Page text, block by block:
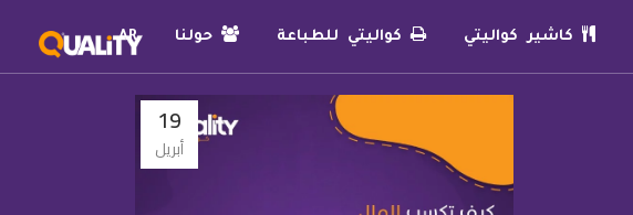
كاشير كواليتي كواليتي للطباعة حولنا AR
19
أبريل